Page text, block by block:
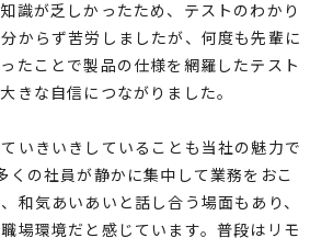
識が乏しかったため、テストのわかり
からず苦労しましたが、何度も先輩に
たことで製品の仕様を網羅したテスト
きな自信につながりました。
いきいきしていることも当社の魅力で
くの社員が静かに集中して業務をおこ
和気あいあいと話し合う場面もあり、
場環境だと感じています。普段はリモ